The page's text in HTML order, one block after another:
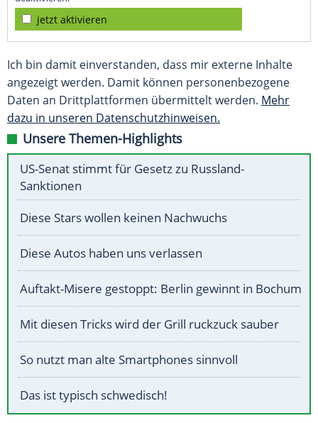
jetzt aktivieren
Ich bin damit einverstanden, dass mir externe Inhalte
angezeigt werden. Damit können personenbezogene
Daten an Drittplattformen übermittelt werden. Mehr
dazu in unseren Datenschutzhinweisen.
Unsere Themen-Highlights
US-Senat stimmt für Gesetz zu Russland-
Sanktionen
Diese Stars wollen keinen Nachwuchs
Diese Autos haben uns verlassen
Auftakt-Misere gestoppt: Berlin gewinnt in Bochum
Mit diesen Tricks wird der Grill ruckzuck sauber
So nutzt man alte Smartphones sinnvoll
Das ist typisch schwedisch!